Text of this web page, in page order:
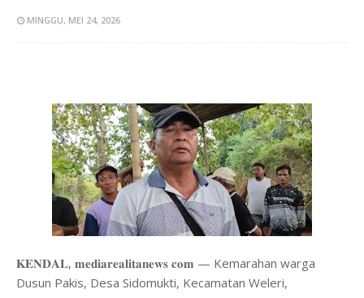
MINGGU, MEI 24, 2026
𝐊𝐄𝐍𝐃𝐀𝐋, 𝐦𝐞𝐝𝐢𝐚𝐫𝐞𝐚𝐥𝐢𝐭𝐚𝐧𝐞𝐰𝐬 𝐜𝐨𝐦 — Kemarahan warga
Dusun Pakis, Desa Sidomukti, Kecamatan Weleri,